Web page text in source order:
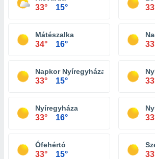
33° 15°
Mátészalka
34° 16°
Napkor Nyíregyháza
33° 15°
Nyíregyháza
33° 16°
Ófehértó
33° 15°